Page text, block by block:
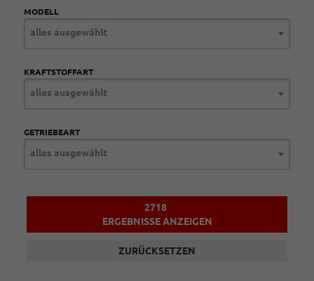
MODELL
alles ausgewählt
KRAFTSTOFFART
alles ausgewählt
GETRIEBEART
alles ausgewählt
2718
ERGEBNISSE ANZEIGEN
ZURÜCKSETZEN